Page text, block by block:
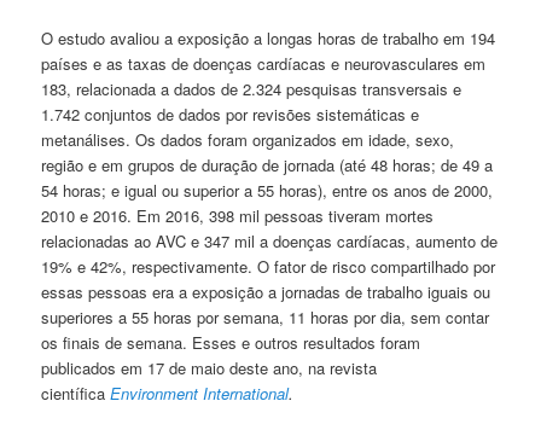
O estudo avaliou a exposição a longas horas de trabalho em 194
países e as taxas de doenças cardíacas e neurovasculares em
183, relacionada a dados de 2.324 pesquisas transversais e
1.742 conjuntos de dados por revisões sistemáticas e
metanálises. Os dados foram organizados em idade, sexo,
região e em grupos de duração de jornada (até 48 horas; de 49 a
54 horas; e igual ou superior a 55 horas), entre os anos de 2000,
2010 e 2016. Em 2016, 398 mil pessoas tiveram mortes
relacionadas ao AVC e 347 mil a doenças cardíacas, aumento de
19% e 42%, respectivamente. O fator de risco compartilhado por
essas pessoas era a exposição a jornadas de trabalho iguais ou
superiores a 55 horas por semana, 11 horas por dia, sem contar
os finais de semana. Esses e outros resultados foram
publicados em 17 de maio deste ano, na revista
científica Environment International.